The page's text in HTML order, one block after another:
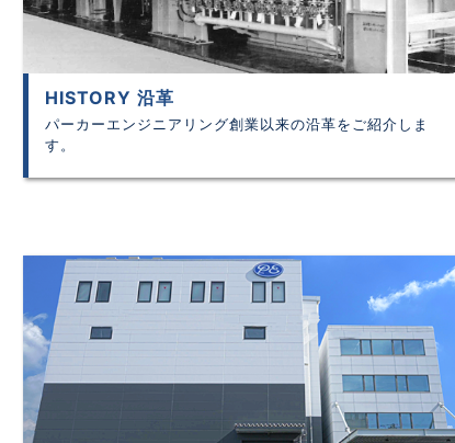
HISTORY 沿革
パーカーエンジニアリング創業以来の沿革をご紹介しま
す。